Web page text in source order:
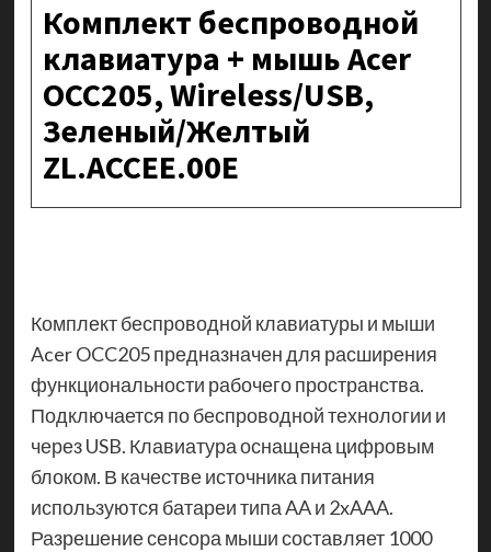
Комплект беспроводной
клавиатура + мышь Acer
OCC205, Wireless/USB,
Зеленый/Желтый
ZL.ACCEE.00E
Комплект беспроводной клавиатуры и мыши
Acer OCC205 предназначен для расширения
функциональности рабочего пространства.
Подключается по беспроводной технологии и
через USB. Клавиатура оснащена цифровым
блоком. В качестве источника питания
используются батареи типа AA и 2xAAA.
Разрешение сенсора мыши составляет 1000